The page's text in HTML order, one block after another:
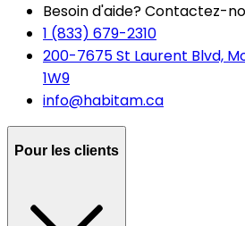
Besoin d'aide? Contactez-
1 (833) 679-2310
200-7675 St Laurent Blvd,
1W9
info@habitam.ca
Pour les clients